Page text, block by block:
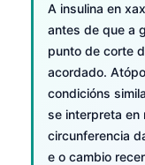
A insulina en
antes de que a
punto de corte
acordado.
condicións
se interpreta en
circunferencia
e o cambio